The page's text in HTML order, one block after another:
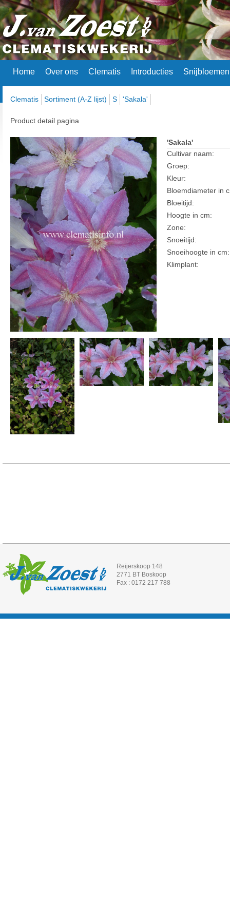
Home Over ons Clematis Introducties Snijbloemen
Clematis Sortiment (A-Z lijst) S 'Sakala'
Product detail pagina
'Sakala'
Cultivar naam:
Groep:
Kleur:
Bloemdiameter in
Bloeitijd:
Hoogte in cm:
Zone:
Snoeitijd:
Snoeihoogte in cm:
Klimplant:
Reijerskoop 148
2771 BT Boskoop
Fax : 0172 217 788